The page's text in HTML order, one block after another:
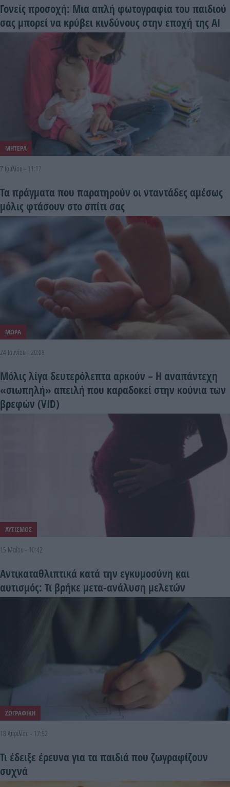
Γονείς προσοχή: Μια απλή φωτογραφία του παιδιού
σας μπορεί να κρύβει κινδύνους στην εποχή της AI
ΜΗΤΕΡΑ
7 Ιουλίου - 11:12
Τα πράγματα που παρατηρούν οι νταντάδες αμέσως
μόλις φτάσουν στο σπίτι σας
ΜΩΡΑ
24 Ιουνίου - 20:08
Μόλις λίγα δευτερόλεπτα αρκούν – Η αναπάντεχη
«σιωπηλή» απειλή που καραδοκεί στην κούνια των
βρεφών (VID)
ΑΥΤΙΣΜΟΣ
15 Μαΐου - 10:42
Aντικαταθλιπτικά κατά την εγκυμοσύνη και
αυτισμός: Τι βρήκε μετα-ανάλυση μελετών
ΖΩΓΡΑΦΙΚΗ
18 Απριλίου - 17:52
Τι έδειξε έρευνα για τα παιδιά που ζωγραφίζουν
συχνά